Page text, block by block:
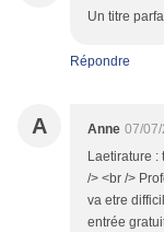
Un titre
Répondre
A Anne 07/
Laetirature :
/> <br />
va etre
entrée